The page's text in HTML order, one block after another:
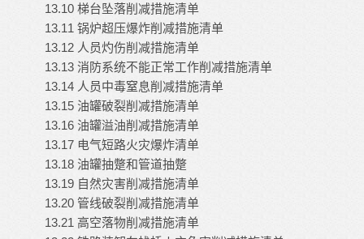
13.10 梯台坠落削减措施清单
13.11 锅炉超压爆炸削减措施清单
13.12 人员灼伤削减措施清单
13.13 消防系统不能正常工作削减措施清单
13.14 人员中毒窒息削减措施清单
13.15 油罐破裂削减措施清单
13.16 油罐溢油削减措施清单
13.17 电气短路火灾爆炸清单
13.18 油罐抽蹩和管道抽蹩
13.19 自然灾害削减措施清单
13.20 管线破裂削减措施清单
13.21 高空落物削减措施清单